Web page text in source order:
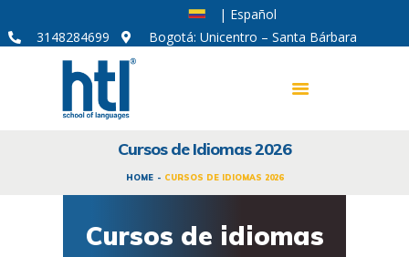
| Español
3148284699
Bogotá: Unicentro – Santa Bárbara
Cursos de Idiomas 2026
HOME CURSOS DE IDIOMAS 2026
CURSOS DE IDIOMAS
MODALIDADES
CORPORATIVO
SOY APRENDIZ
Cursos de idiomas